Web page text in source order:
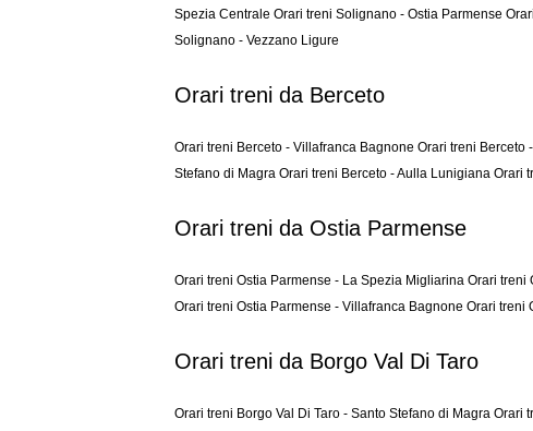
Spezia Centrale Orari treni Solignano - Ostia Parmense
Solignano - Vezzano Ligure
Orari treni da Berceto
Orari treni Berceto - Villafranca Bagnone Orari treni Berceto
Stefano di Magra Orari treni Berceto - Aulla Lunigiana Orari
Orari treni da Ostia Parmense
Orari treni Ostia Parmense - La Spezia Migliarina Orari treni
Orari treni Ostia Parmense - Villafranca Bagnone Orari treni
Orari treni da Borgo Val Di Taro
Orari treni Borgo Val Di Taro - Santo Stefano di Magra Orari